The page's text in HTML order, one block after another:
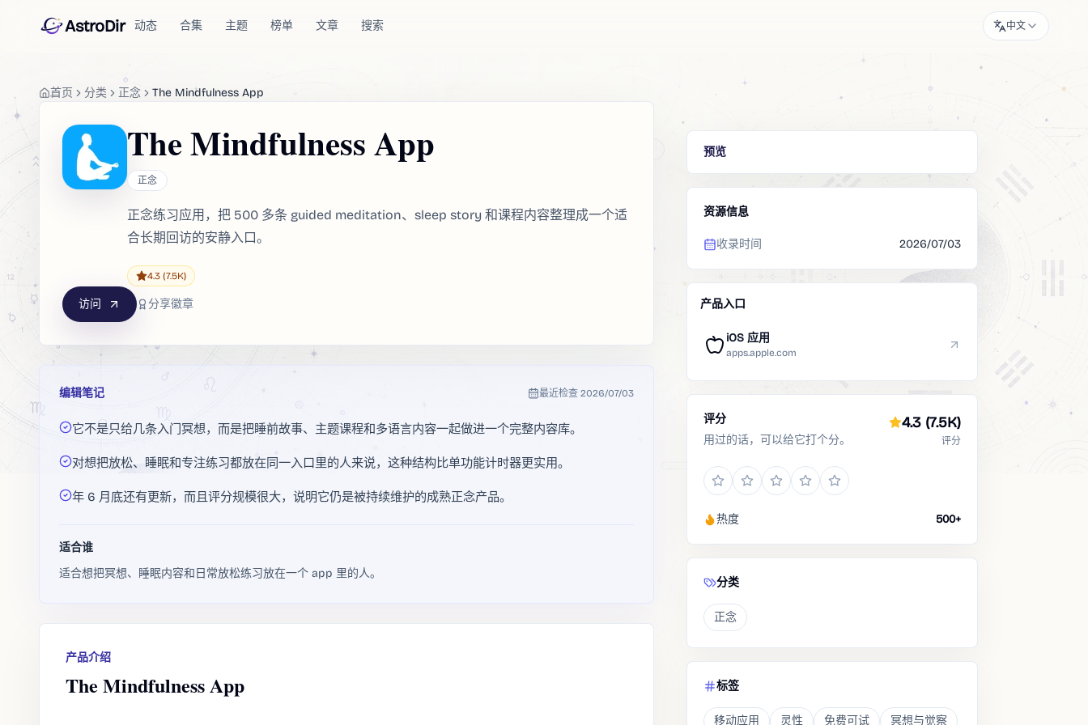
AstroDir 动态 合集 主题 榜单 文章 搜索 中文
首页 分类 正念 The Mindfulness App
The Mindfulness App
正念
正念练习应用，把 500 多条 guided meditation、sleep story 和课程内容整理成一个适
合长期回访的安静入口。
4.3 (7.5K)
访问 分享徽章
编辑笔记 最近检查 2026/07/03
它不是只给几条入门冥想，而是把睡前故事、主题课程和多语言内容一起做进一个完整内容库。
对想把放松、睡眠和专注练习都放在同一入口里的人来说，这种结构比单功能计时器更实用。
年 6 月底还有更新，而且评分规模很大，说明它仍是被持续维护的成熟正念产品。
适合谁
适合想把冥想、睡眠内容和日常放松练习放在一个 app 里的人。
产品介绍
The Mindfulness App
预览
资源信息
收录时间 2026/07/03
产品入口
iOS 应用
apps.apple.com
评分
用过的话，可以给它打个分。
4.3 (7.5K)
评分
热度 500+
分类
正念
标签
移动应用 灵性 免费可试 冥想与觉察